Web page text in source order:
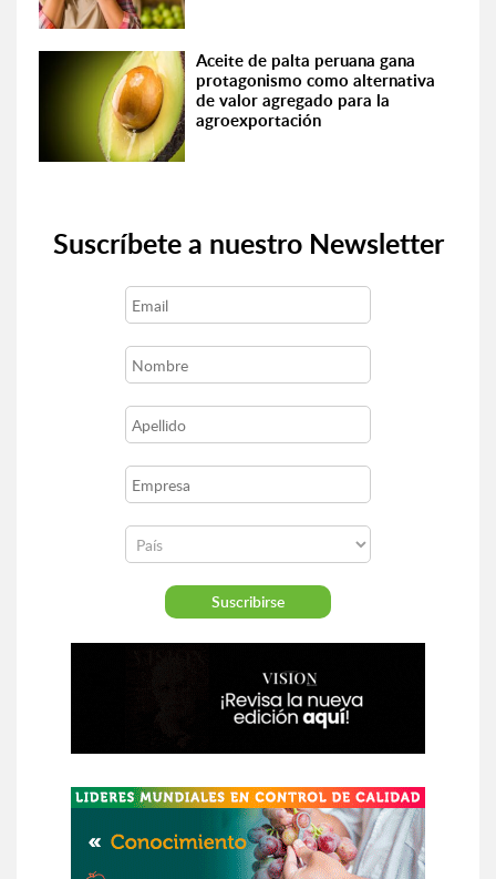
Aceite de palta peruana gana
protagonismo como alternativa
de valor agregado para la
agroexportación
Suscríbete a nuestro Newsletter